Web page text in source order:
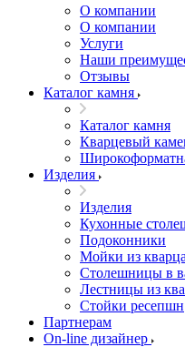
О компании
О компании
Услуги
Наши
Отзывы
Каталог камня
Каталог камня
Кварцевый
Изделия
Изделия
Кухонные
Подоконники
Мойки из кварца
Столешницы в
Лестницы из
Стойки ресепшн
Партнерам
On-line дизайнер